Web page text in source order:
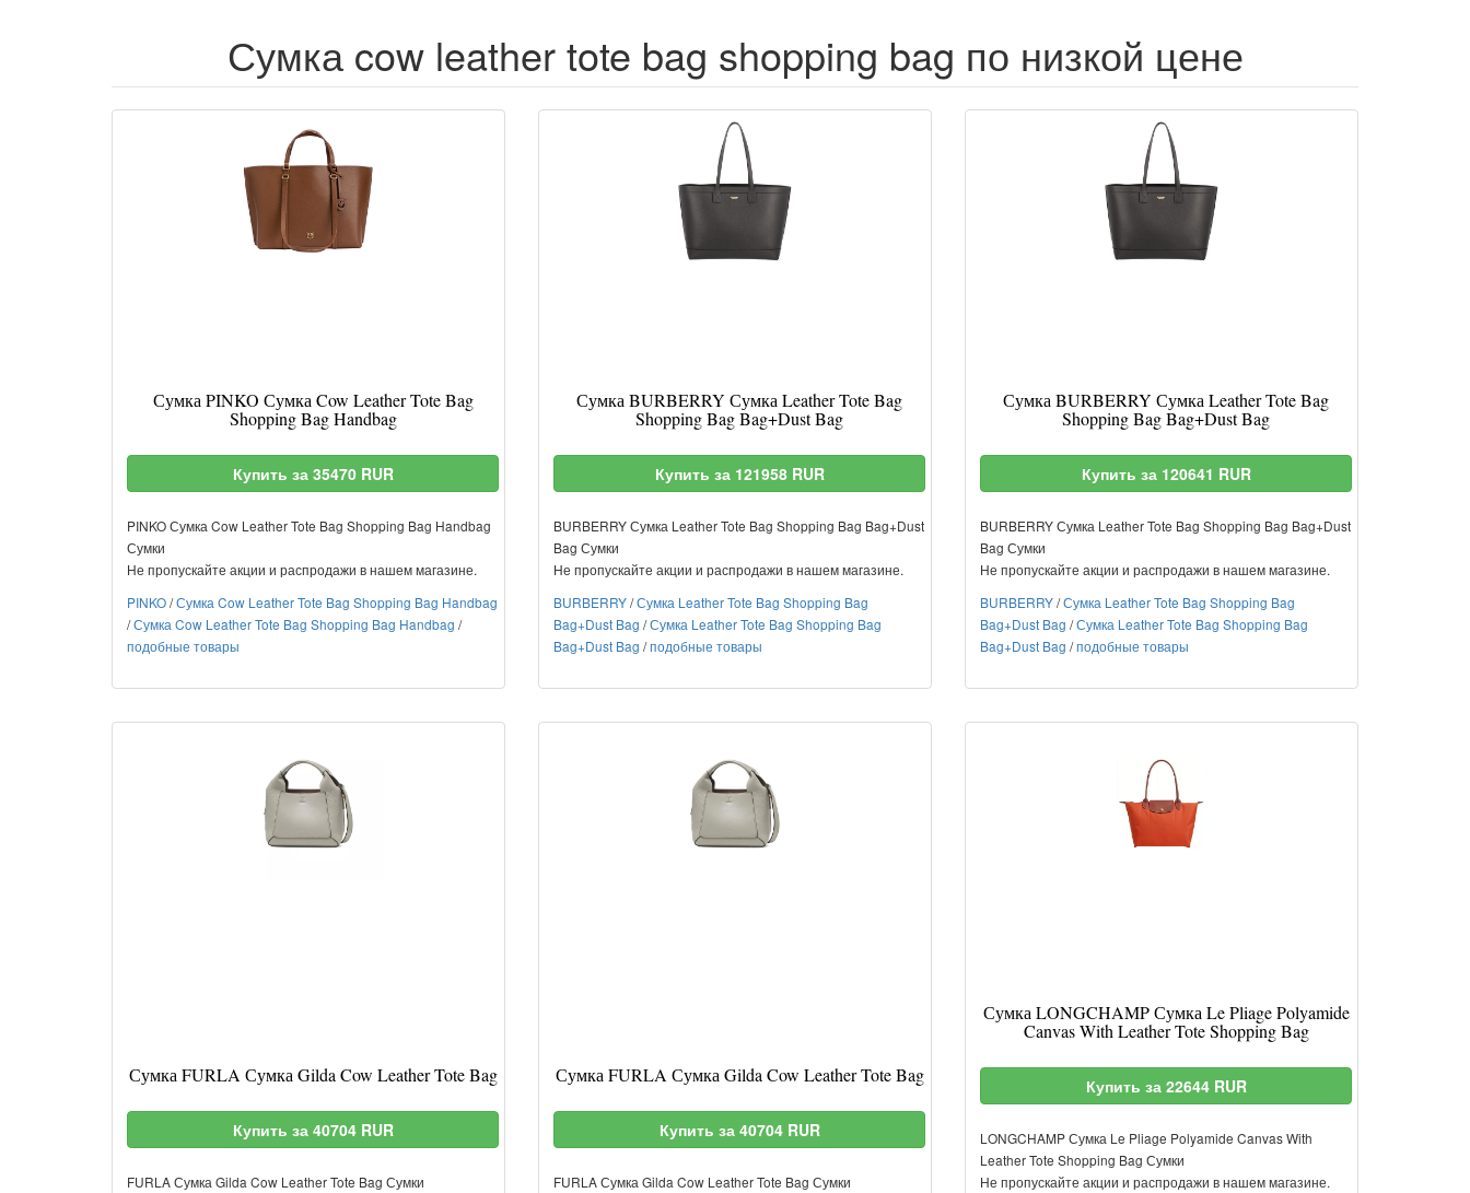
Сумка cow leather tote bag shopping bag по низкой цене
Сумка PINKO Сумка Cow Leather Tote Bag
Shopping Bag Handbag
Купить за 35470 RUR
PINKO Сумка Cow Leather Tote Bag Shopping Bag Handbag
Сумки
Не пропускайте акции и распродажи в нашем магазине.
PINKO/Сумка Cow Leather Tote Bag Shopping Bag Handbag
/Сумка Cow Leather Tote Bag Shopping Bag Handbag /
подобные товары
Сумка BURBERRY Сумка Leather Tote Bag
Shopping Bag Bag+Dust Bag
Купить за 121958 RUR
BURBERRY Сумка Leather Tote Bag Shopping Bag Bag+Dust
Bag Сумки
Не пропускайте акции и распродажи в нашем магазине.
BURBERRY/Сумка Leather Tote Bag Shopping Bag
Bag+Dust Bag /Сумка Leather Tote Bag Shopping Bag
Bag+Dust Bag /подобные товары
Сумка BURBERRY Сумка Leather Tote Bag
Shopping Bag Bag+Dust Bag
Купить за 120641 RUR
BURBERRY Сумка Leather Tote Bag Shopping Bag Bag+Dust
Bag Сумки
Не пропускайте акции и распродажи в нашем магазине.
BURBERRY/Сумка Leather Tote Bag Shopping Bag
Bag+Dust Bag /Сумка Leather Tote Bag Shopping Bag
Bag+Dust Bag /подобные товары
Сумка FURLA Сумка Gilda Cow Leather Tote Bag
Купить за 40704 RUR
FURLA Сумка Gilda Cow Leather Tote Bag Сумки
Сумка FURLA Сумка Gilda Cow Leather Tote Bag
Купить за 40704 RUR
FURLA Сумка Gilda Cow Leather Tote Bag Сумки
Сумка LONGCHAMP Сумка Le Pliage Polyamide
Canvas With Leather Tote Shopping Bag
Купить за 22644 RUR
LONGCHAMP Сумка Le Pliage Polyamide Canvas With
Leather Tote Shopping Bag Сумки
Не пропускайте акции и распродажи в нашем магазине.